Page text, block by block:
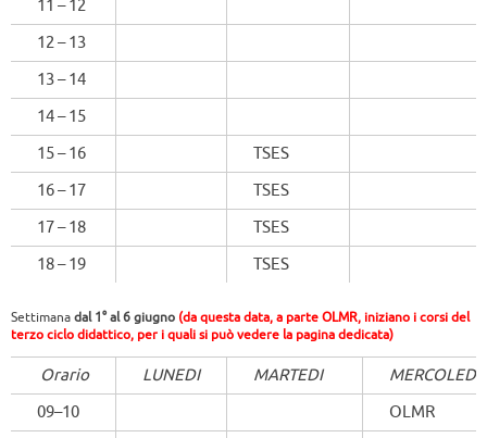
11 – 12
12 – 13
13 – 14
14 – 15
15 – 16
TSES
16 – 17
TSES
17 – 18
TSES
18 – 19
TSES
Settimanadal 1° al 6 giugno (da questa data, a parte OLMR, iniziano i corsi del
terzo ciclo didattico, per i quali si può vedere la pagina dedicata)
Orario LUNEDI MARTEDI
MERCOLEDI
09–10
OLMR